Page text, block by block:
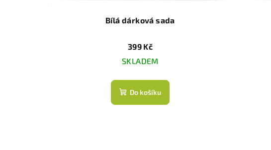
Bílá dárková sada
399 Kč
SKLADEM
Do košíku